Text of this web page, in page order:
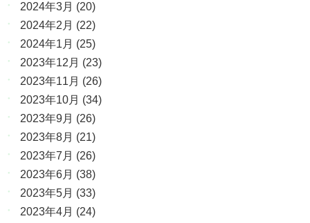
2024年3月 (20)
2024年2月 (22)
2024年1月 (25)
2023年12月 (23)
2023年11月 (26)
2023年10月 (34)
2023年9月 (26)
2023年8月 (21)
2023年7月 (26)
2023年6月 (38)
2023年5月 (33)
2023年4月 (24)